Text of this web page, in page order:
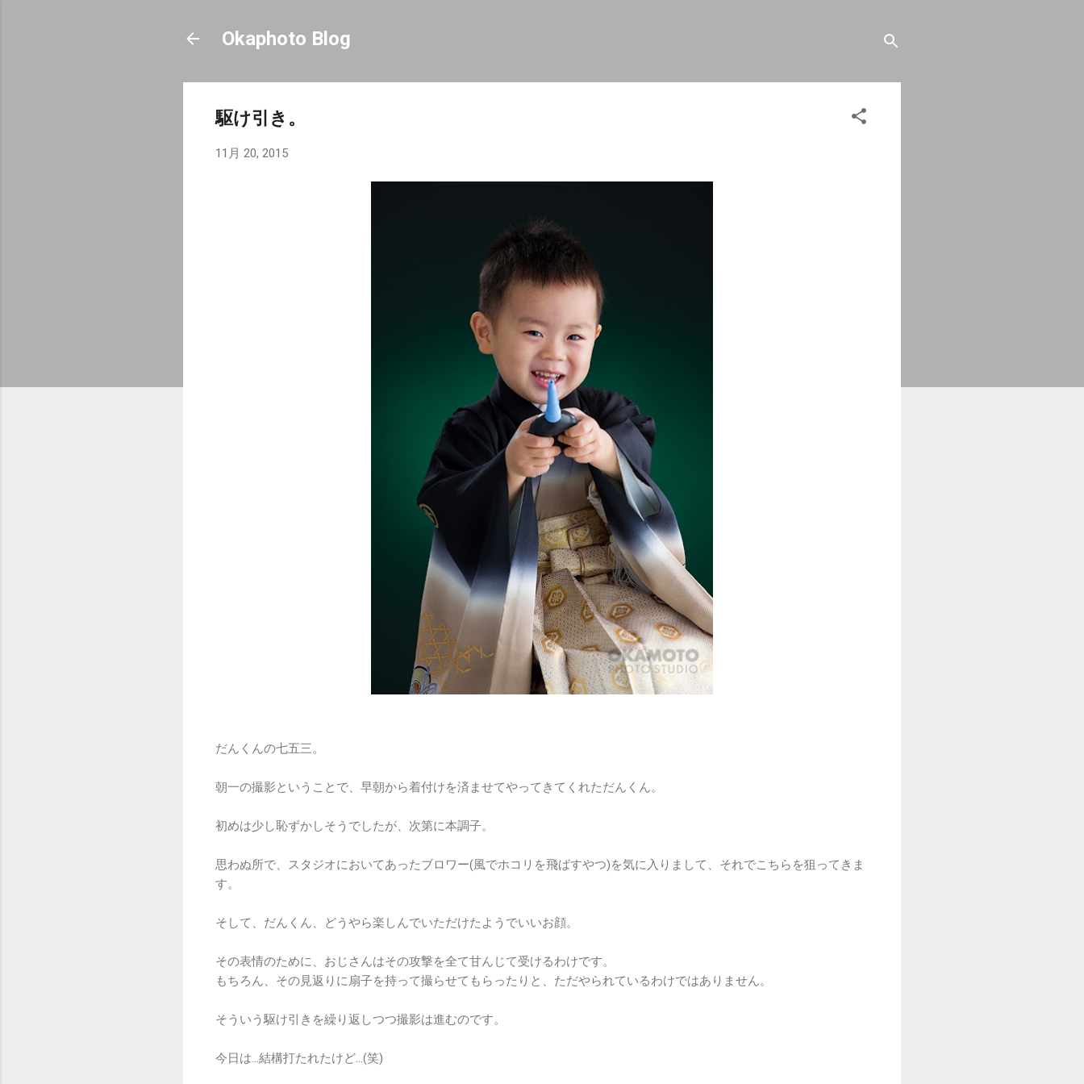
Okaphoto Blog
駆け引き。
11月 20, 2015
だんくんの七五三。
朝一の撮影ということで、早朝から着付けを済ませてやってきてくれただんくん。
初めは少し恥ずかしそうでしたが、次第に本調子。
思わぬ所で、スタジオにおいてあったブロワー(風でホコリを飛ばすやつ)を気に入りまして、それでこちらを狙ってきま
す。
そして、だんくん、どうやら楽しんでいただけたようでいいお顔。
その表情のために、おじさんはその攻撃を全て甘んじて受けるわけです。
もちろん、その見返りに扇子を持って撮らせてもらったりと、ただやられているわけではありません。
そういう駆け引きを繰り返しつつ撮影は進むのです。
今日は…結構打たれたけど…(笑)